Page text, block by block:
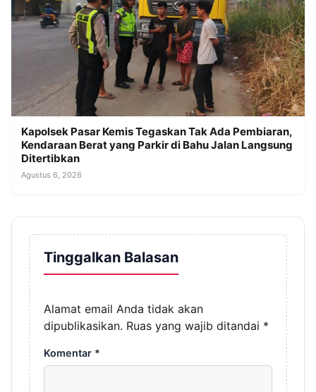
Kapolsek Pasar Kemis Tegaskan Tak Ada Pembiaran,
Kendaraan Berat yang Parkir di Bahu Jalan Langsung
Ditertibkan
Agustus 6, 2026
Tinggalkan Balasan
Alamat email Anda tidak akan
dipublikasikan. Ruas yang wajib ditandai *
Komentar *